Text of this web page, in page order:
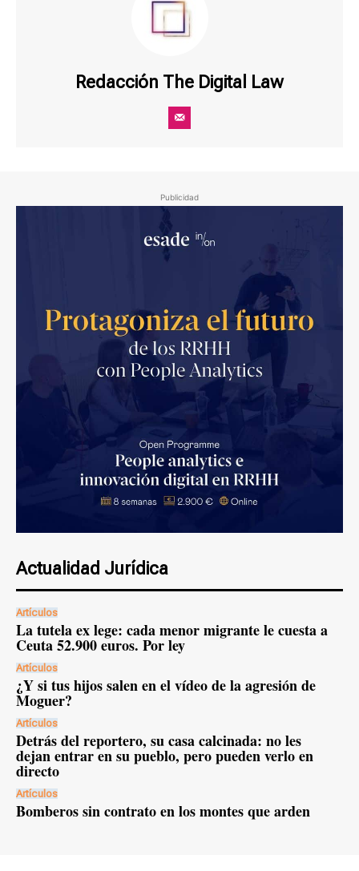
Redacción The Digital Law
Publicidad
Actualidad Jurídica
Artículos
La tutela ex lege: cada menor migrante le cuesta a
Ceuta 52.900 euros. Por ley
Artículos
¿Y si tus hijos salen en el vídeo de la agresión de
Moguer?
Artículos
Detrás del reportero, su casa calcinada: no les
dejan entrar en su pueblo, pero pueden verlo en
directo
Artículos
Bomberos sin contrato en los montes que arden